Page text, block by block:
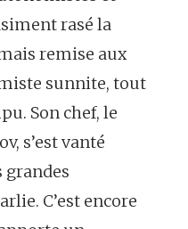
rasé la
remise aux
sunnite, tout
Son chef, le
s’est vanté
grandes
C’est encore